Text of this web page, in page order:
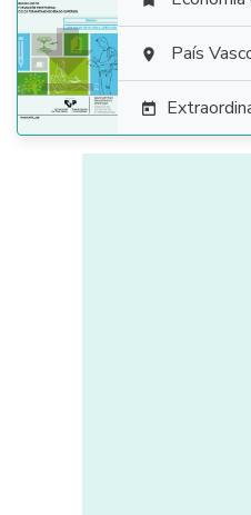
  País
